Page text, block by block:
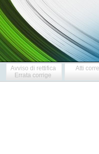
Avviso di rettifica
Errata corrige
Atti